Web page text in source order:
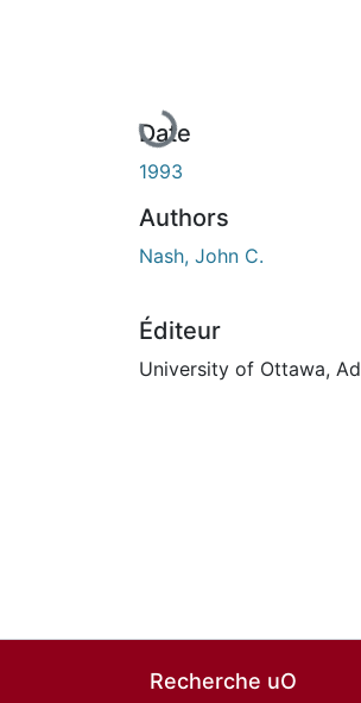
En cours de chargement...
Date
1993
Authors
Nash, John C.
Éditeur
University of Ottawa,
Recherche uO